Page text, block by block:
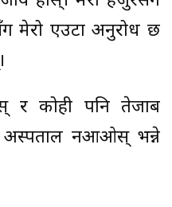
मेरो एउटा अनुरोध छ
र कोही पनि तेजाब
नआओस् भन्ने